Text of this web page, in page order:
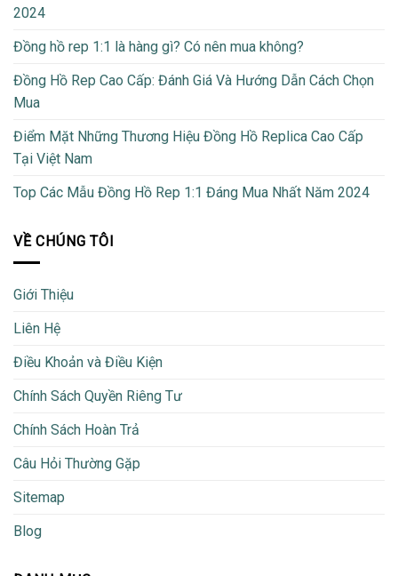
2024
Đồng hồ rep 1:1 là hàng gì? Có nên mua không?
Đồng Hồ Rep Cao Cấp: Đánh Giá Và Hướng Dẫn Cách Chọn
Mua
Điểm Mặt Những Thương Hiệu Đồng Hồ Replica Cao Cấp
Tại Việt Nam
Top Các Mẫu Đồng Hồ Rep 1:1 Đáng Mua Nhất Năm 2024
VỀ CHÚNG TÔI
Giới Thiệu
Liên Hệ
Điều Khoản và Điều Kiện
Chính Sách Quyền Riêng Tư
Chính Sách Hoàn Trả
Câu Hỏi Thường Gặp
Sitemap
Blog